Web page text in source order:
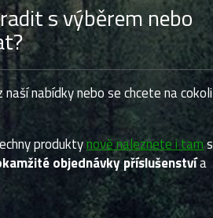
s výběrem nebo
nabídky nebo se chcete na cokoli
produktynově naleznete i tams
objednávky příslušenstvía